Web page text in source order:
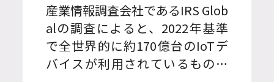
産業情報調査会社であるIRS Glob
alの調査によると、2022年基準
で全世界的に約170億台のIoTデ
バイスが利用されているものと